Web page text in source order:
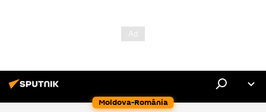
Moldova-România